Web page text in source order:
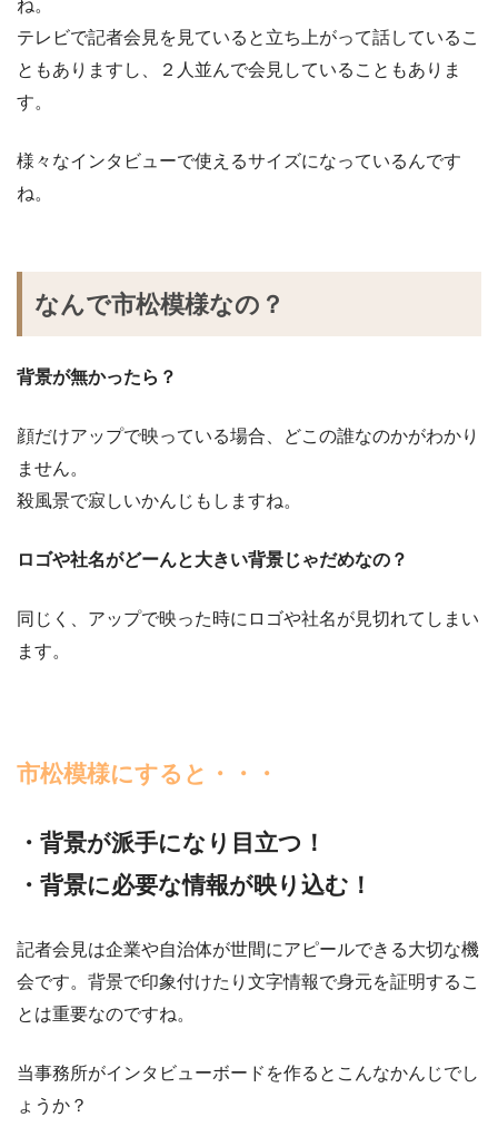
ね。
テレビで記者会見を見ていると立ち上がって話しているこ
ともありますし、２人並んで会見していることもありま
す。
様々なインタビューで使えるサイズになっているんです
ね。
なんで市松模様なの？
背景が無かったら？
顔だけアップで映っている場合、どこの誰なのかがわかり
ません。
殺風景で寂しいかんじもしますね。
ロゴや社名がどーんと大きい背景じゃだめなの？
同じく、アップで映った時にロゴや社名が見切れてしまい
ます。
市松模様にすると・・・
・背景が派手になり目立つ！
・背景に必要な情報が映り込む！
記者会見は企業や自治体が世間にアピールできる大切な機
会です。背景で印象付けたり文字情報で身元を証明するこ
とは重要なのですね。
当事務所がインタビューボードを作るとこんなかんじでし
ょうか？